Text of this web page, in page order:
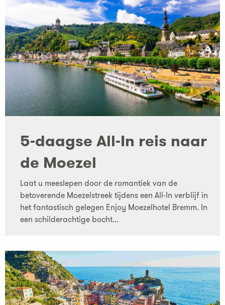
5-daagse All-In reis naar
de Moezel
Laat u meeslepen door de romantiek van de
betoverende Moezelstreek tijdens een All-In verblijf in
het fantastisch gelegen Enjoy Moezelhotel Bremm. In
een schilderachtige bocht...